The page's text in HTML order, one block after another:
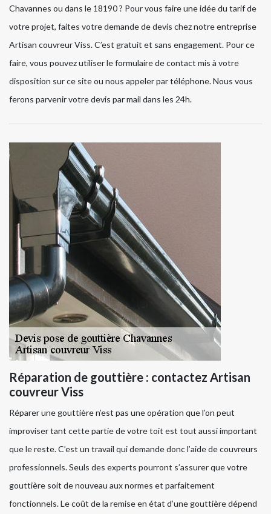
Chavannes ou dans le 18190 ? Pour vous faire une idée du tarif de
votre projet, faites votre demande de devis chez notre entreprise
Artisan couvreur Viss. C’est gratuit et sans engagement. Pour ce
faire, vous pouvez utiliser le formulaire de contact mis à votre
disposition sur ce site ou nous appeler par téléphone. Nous vous
ferons parvenir votre devis par mail dans les 24h.
Réparation de gouttière : contactez Artisan
couvreur Viss
Réparer une gouttière n’est pas une opération que l’on peut
improviser tant cette partie de votre toit est tout aussi important
que le reste. C’est un travail qui demande donc l’aide de couvreurs
professionnels. Seuls des experts pourront s’assurer que votre
gouttière soit de nouveau aux normes et parfaitement
fonctionnels. Le coût de la remise en état d’une gouttière dépend